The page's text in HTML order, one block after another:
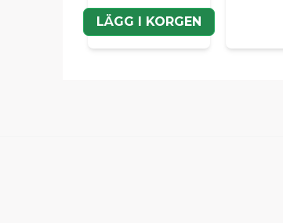
LÄGG I KORGEN